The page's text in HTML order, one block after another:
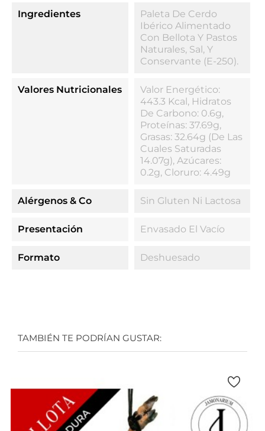
Ingredientes
Paleta De Cerdo
Ibérico Alimentado
Con Bellota Y Pastos
Naturales, Sal, Y
Conservante (E-250).
Valores Nutricionales
Valor Energético:
443.3 Kcal, Hidratos
De Carbono: 0.6g,
Proteínas: 37.69g,
Grasas: 32.64g (de Las
Cuales Saturadas
14.07g), Azúcares:
0.2g, Cloruro: 4.49g
Alérgenos & Co Sin Gluten Ni Lactosa
Presentación Envasado El Vacío
Formato Deshuesado
TAMBIÉN TE PODRÍAN GUSTAR: